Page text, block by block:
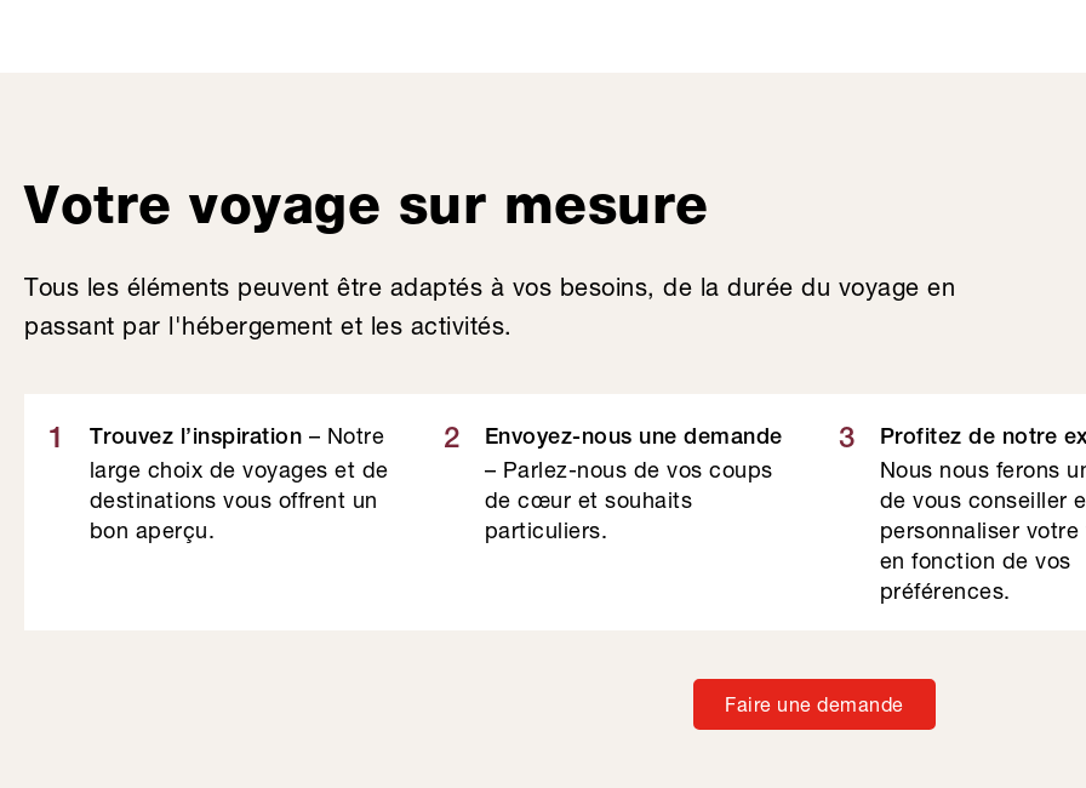
Votre voyage sur mesure
Tous les éléments peuvent être adaptés à vos besoins, de la durée du voyage en
passant par l'hébergement et les activités.
1 Trouvez l’inspiration – Notre
large choix de voyages et de
destinations vous offrent un
bon aperçu.
2 Envoyez-nous une demande
– Parlez-nous de vos coups
de cœur et souhaits
particuliers.
3 Profitez de notre
Nous nous ferons
de vous conseiller
personnaliser votre
en fonction de vos
préférences.
Faire une demande